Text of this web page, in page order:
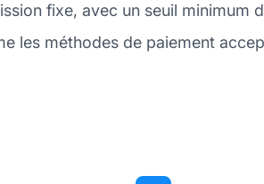
fixe, avec un seuil minimum
les méthodes de paiement